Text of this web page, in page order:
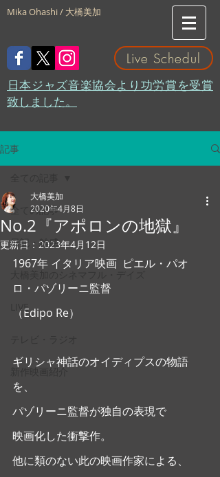
Mika Ohashi / 大橋美加
Live Schedul
​日本ジャズ音楽協会より功労賞を受賞
致しました。
記事
全ての記事
日記・雑感
LIVE
新作映画紹介
No.2『アポロンの地獄』
大橋美加
2020年4月8日
更新日： 2023年4月12日
1967年 イタリア映画  ピエル・パオ
ロ・パゾリーニ監督
（Edipo Re）
ギリシャ神話のオイディプスの物語
を、
パゾリーニ監督が独自の表現で
映画化した衝撃作。
他に類のない此の映画作家による、